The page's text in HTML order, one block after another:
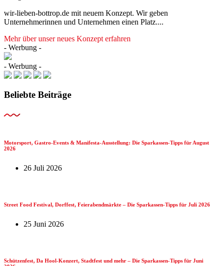
wir-lieben-bottrop.de mit neuem Konzept. Wir geben
Unternehmerinnen und Unternehmen einen Platz....
Mehr über unser neues Konzept erfahren
- Werbung -
- Werbung -
Beliebte Beiträge
Motorsport, Gastro-Events & Manifesta-Ausstellung: Die Sparkassen-Tipps für August
2026
26 Juli 2026
Street Food Festival, Dorffest, Feierabendmärkte – Die Sparkassen-Tipps für Juli 2026
25 Juni 2026
Schützenfest, Da Hool-Konzert, Stadtfest und mehr – Die Sparkassen-Tipps für Juni